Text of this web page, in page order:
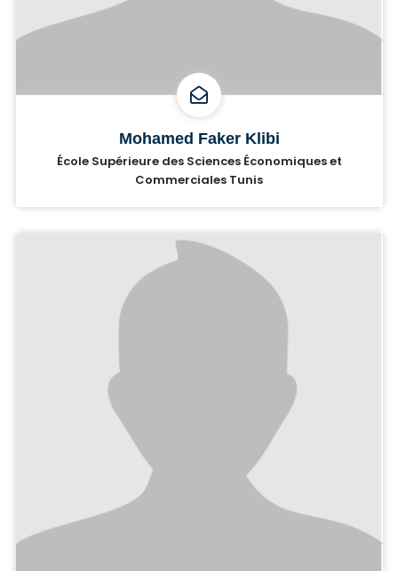
Mohamed Faker Klibi
École Supérieure des Sciences Économiques et
Commerciales Tunis